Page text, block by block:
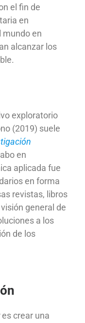
el fin de
en
mundo en
alcanzar los
exploratorio
(2019) suele
en
aplicada fue
en forma
revistas, libros
general de
a los
de los
es crear una